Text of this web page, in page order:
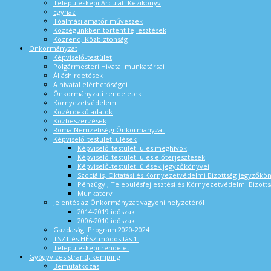
Településképi Arculati Kézikönyv
Egyház
Tóalmási amatőr művészek
Községünkben történt fejlesztések
Közrend, Közbiztonság
Önkormányzat
Képviselő-testület
Polgármesteri Hivatal munkatársai
Álláshirdetések
A hivatal elérhetőségei
Önkormányzati rendeletek
Környezetvédelem
Közérdekű adatok
Közbeszerzések
Roma Nemzetiségi Önkormányzat
Képviselő-testületi ülések
Képviselő-testületi ülés meghívók
Képviselő-testületi ülés előterjesztések
Képviselő-testületi ülések jegyzőkönyvei
Szociális, Oktatási és Környezetvédelmi Bizottság
Pénzügyi, Településfejlesztési és Környezetvédelmi
Munkaterv
Jelentés az Önkormányzat vagyoni helyzetéről
2014-2019 időszak
2006-2010 időszak
Gazdasági Program 2020-2024
TSZT és HÉSZ módosítás 1.
Településképi rendelet
Gyógyvizes strand, kemping
Bemutatkozás